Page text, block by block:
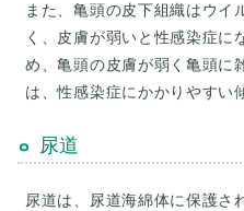
また、亀頭の皮下組織はウイ
く、皮膚が弱いと性感染症に
め、亀頭の皮膚が弱く亀頭に
尿道
尿道は、尿道海綿体に保護さ